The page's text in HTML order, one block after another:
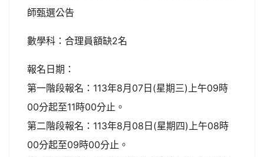
師甄選公告
數學科：合理員額缺2名
報名日期：
第一階段報名：113年8月07日(星期三)上午09時
00分起至11時00分止。
第二階段報名：113年8月08日(星期四)上午08時
00分起至09時00分止。